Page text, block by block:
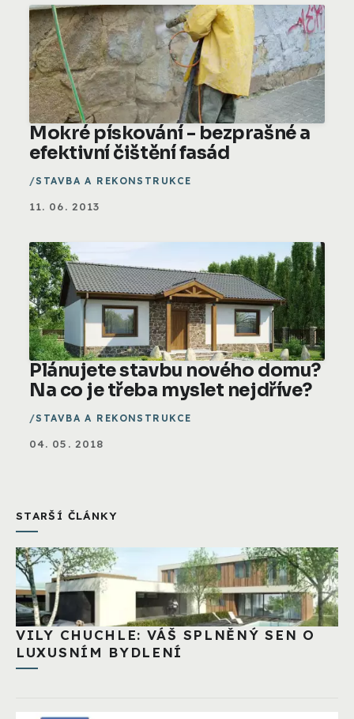
Mokré pískování - bezprašné a
efektivní čištění fasád
STAVBA A REKONSTRUKCE
11. 06. 2013
Plánujete stavbu nového domu?
Na co je třeba myslet nejdříve?
STAVBA A REKONSTRUKCE
04. 05. 2018
STARŠÍ ČLÁNKY
VILY CHUCHLE: VÁŠ SPLNĚNÝ SEN O
LUXUSNÍM BYDLENÍ